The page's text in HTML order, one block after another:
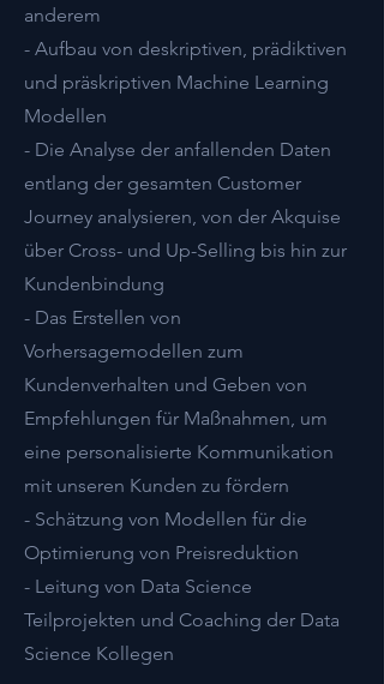
anderem
- Aufbau von deskriptiven, prädiktiven
und präskriptiven Machine Learning
Modellen
- Die Analyse der anfallenden Daten
entlang der gesamten Customer
Journey analysieren, von der Akquise
über Cross- und Up-Selling bis hin zur
Kundenbindung
- Das Erstellen von
Vorhersagemodellen zum
Kundenverhalten und Geben von
Empfehlungen für Maßnahmen, um
eine personalisierte Kommunikation
mit unseren Kunden zu fördern
- Schätzung von Modellen für die
Optimierung von Preisreduktion
- Leitung von Data Science
Teilprojekten und Coaching der Data
Science Kollegen